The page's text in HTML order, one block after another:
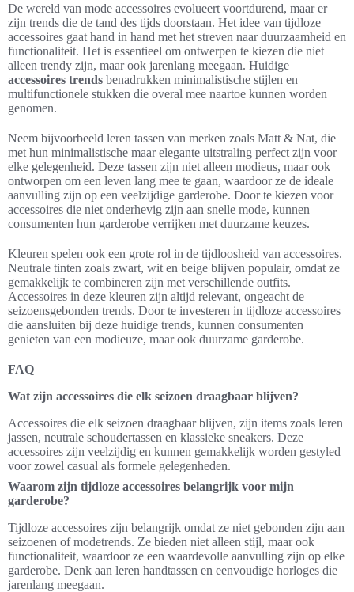
De wereld van mode accessoires evolueert voortdurend, maar er
zijn trends die de tand des tijds doorstaan. Het idee van tijdloze
accessoires gaat hand in hand met het streven naar duurzaamheid en
functionaliteit. Het is essentieel om ontwerpen te kiezen die niet
alleen trendy zijn, maar ook jarenlang meegaan. Huidige
accessoires trends benadrukken minimalistische stijlen en
multifunctionele stukken die overal mee naartoe kunnen worden
genomen.
Neem bijvoorbeeld leren tassen van merken zoals Matt & Nat, die
met hun minimalistische maar elegante uitstraling perfect zijn voor
elke gelegenheid. Deze tassen zijn niet alleen modieus, maar ook
ontworpen om een leven lang mee te gaan, waardoor ze de ideale
aanvulling zijn op een veelzijdige garderobe. Door te kiezen voor
accessoires die niet onderhevig zijn aan snelle mode, kunnen
consumenten hun garderobe verrijken met duurzame keuzes.
Kleuren spelen ook een grote rol in de tijdloosheid van accessoires.
Neutrale tinten zoals zwart, wit en beige blijven populair, omdat ze
gemakkelijk te combineren zijn met verschillende outfits.
Accessoires in deze kleuren zijn altijd relevant, ongeacht de
seizoensgebonden trends. Door te investeren in tijdloze accessoires
die aansluiten bij deze huidige trends, kunnen consumenten
genieten van een modieuze, maar ook duurzame garderobe.
FAQ
Wat zijn accessoires die elk seizoen draagbaar blijven?
Accessoires die elk seizoen draagbaar blijven, zijn items zoals leren
jassen, neutrale schoudertassen en klassieke sneakers. Deze
accessoires zijn veelzijdig en kunnen gemakkelijk worden gestyled
voor zowel casual als formele gelegenheden.
Waarom zijn tijdloze accessoires belangrijk voor mijn
garderobe?
Tijdloze accessoires zijn belangrijk omdat ze niet gebonden zijn aan
seizoenen of modetrends. Ze bieden niet alleen stijl, maar ook
functionaliteit, waardoor ze een waardevolle aanvulling zijn op elke
garderobe. Denk aan leren handtassen en eenvoudige horloges die
jarenlang meegaan.